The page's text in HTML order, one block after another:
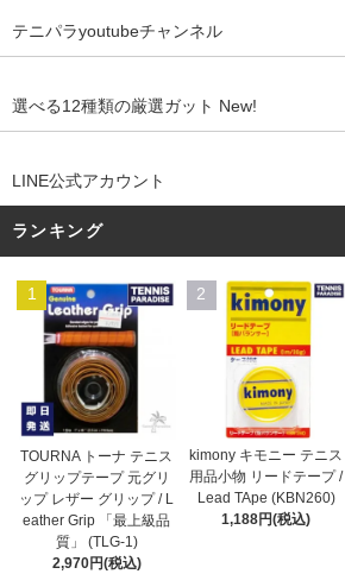
テニパラyoutubeチャンネル
選べる12種類の厳選ガット New!
LINE公式アカウント
ランキング
1
TOURNA トーナ テニス
グリップテープ 元グリ
ップ レザー グリップ / L
eather Grip 「最上級品
質」 (TLG-1)
2,970円(税込)
2
kimony キモニー テニス
用品小物 リードテープ /
Lead TApe (KBN260)
1,188円(税込)